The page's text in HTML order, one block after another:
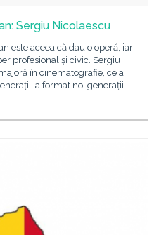
Sergiu Nicolaescu
este aceea că dau o operă, iar
profesional și civic. Sergiu
în cinematografie, ce a
a format noi generații